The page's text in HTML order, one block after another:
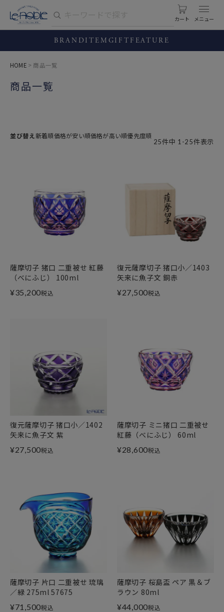
カート
BRANDITEM GIFT FEATURE
HOME 商品一覧
商品一覧
並び替え 新着順価格が安い順価格が高い順優先度順
25件中 1 -25件表示
薩摩切子 猪口 二重被せ 紅藤
（べにふじ） 100ml
¥35,200税込
復元薩摩切子 猪口小／1403
矢来に魚子文 銅赤
¥27,500税込
復元薩摩切子 猪口小／1402
矢来に魚子文 紫
¥27,500税込
薩摩切子 ミニ猪口 二重被せ
紅藤（べにふじ） 60ml
¥28,600税込
薩摩切子 片口 二重被せ 琉璃
／緑 275ml 57675
¥71,500税込
薩摩切子 桜島盃 ペア 黒＆ブ
ラウン 80ml
¥44,000税込